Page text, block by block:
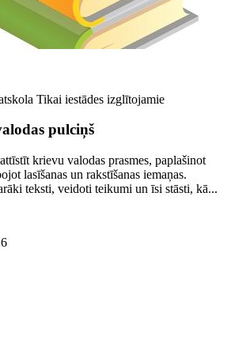
Tikai iestādes izglītojamie
pulciņš
krievu valodas prasmes, paplašinot
lasīšanas un rakstīšanas iemaņas.
teksti, veidoti teikumi un īsi stāsti, kā...